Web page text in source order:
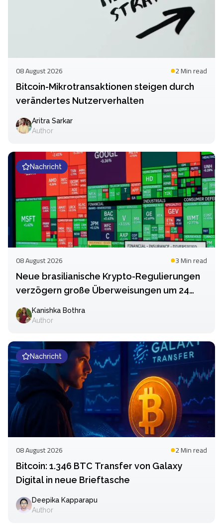
08 August 2026 2 Minread
Bitcoin-Mikrotransaktionen steigen durch
verändertes Nutzerverhalten
Aritra Sarkar
Author
Nachricht
08 August 2026 3 Minread
Neue brasilianische Krypto-Regulierungen
verzögern große Überweisungen um 24
Kanishka Bothra
Author
Nachricht
08 August 2026 2 Minread
Bitcoin: 1.346 BTC Transfer von Galaxy
Digital in neue Brieftasche
Deepika Kapparapu
Author